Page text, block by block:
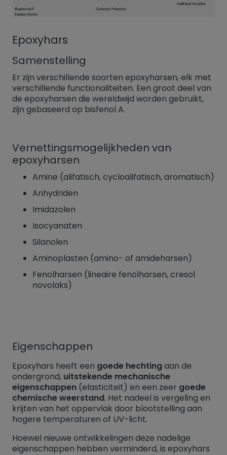
Epoxyhars
Samenstelling
Er zijn verschillende soorten epoxyharsen, elk met
verschillende functionaliteiten. Een groot deel van
de epoxyharsen die wereldwijd worden gebruikt,
zijn gebaseerd op bisfenol A.
Vernettingsmogelijkheden van
epoxyharsen
Amine (alifatisch, cycloalifatisch, aromatisch)
Anhydriden
Imidazolen
Isocyanaten
Silanolen
Aminoplasten (amino- of amideharsen)
Fenolharsen (lineaire fenolharsen, cresol
novolaks)
Eigenschappen
Epoxyhars heeft een goede hechtingaan de
ondergrond, uitstekende mechanische
eigenschappen (elasticiteit) en een zeer goede
chemische weerstand. Het nadeel is vergeling en
krijten van het oppervlak door blootstelling aan
hogere temperaturen of UV-licht.
Hoewel nieuwe ontwikkelingen deze nadelige
eigenschappen hebben verminderd, is epoxyhars